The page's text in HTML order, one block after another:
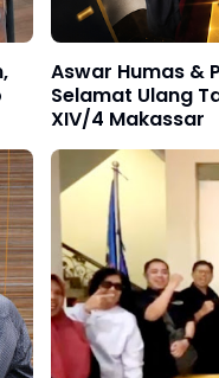
Aswar Humas &
Selamat Ulang
XIV/4 Makassar